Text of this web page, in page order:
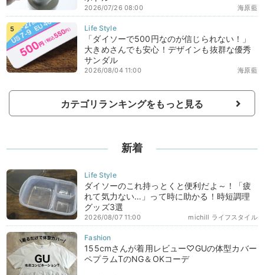
海原藍
2026/07/26 08:00
「ダイソーで500円なのが信じられない！」
大きめさんでも安心！デザインも抜群な優秀
サンダル
海原藍
2026/08/04 11:00
カテゴリランキングをもっと見る
新着
ダイソーのこれ持っとくと便利だよ～！「疲
れて気力ない…」って時に助かる！時短調理
グッズ3選
michill ライフスタイル
2026/08/07 11:00
155cmさんが着用レビュー♡GUの体型カバー
ペプラムTのNG＆OKコーデ